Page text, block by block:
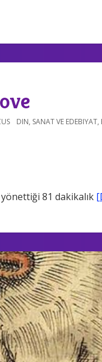
DIN, SANAT VE EDEBIYAT,
81 dakikalık